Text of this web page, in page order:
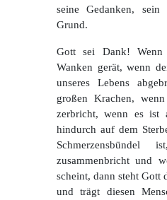
seine Gedanken,
Grund.
Gott sei Dank!
Wanken gerät, wenn
unseres Lebens
großen Krachen,
zerbricht, wenn es ist
hindurch auf dem
zusammenbricht und
scheint, dann steht Gott
und trägt diesen